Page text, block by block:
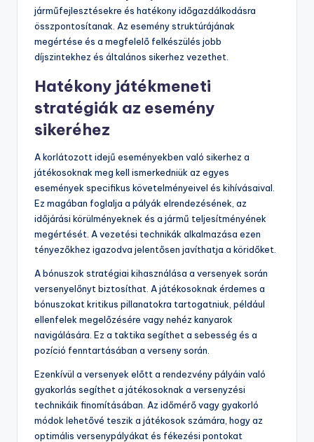
járműfejlesztésekre és hatékony időgazdálkodásra
összpontosítanak. Az esemény struktúrájának
megértése és a megfelelő felkészülés jobb
díjszintekhez és általános sikerhez vezethet.
Hatékony játékmeneti
stratégiák az esemény
sikeréhez
A korlátozott idejű eseményekben való sikerhez a
játékosoknak meg kell ismerkedniük az egyes
események specifikus követelményeivel és kihívásaival.
Ez magában foglalja a pályák elrendezésének, az
időjárási körülményeknek és a jármű teljesítményének
megértését. A vezetési technikák alkalmazása ezen
tényezőkhez igazodva jelentősen javíthatja a köridőket.
A bónuszok stratégiai kihasználása a versenyek során
versenyelőnyt biztosíthat. A játékosoknak érdemes a
bónuszokat kritikus pillanatokra tartogatniuk, például
ellenfelek megelőzésére vagy nehéz kanyarok
navigálására. Ez a taktika segíthet a sebesség és a
pozíció fenntartásában a verseny során.
Ezenkívül a versenyek előtt a rendezvény pályáin való
gyakorlás segíthet a játékosoknak a versenyzési
technikáik finomításában. Az időmérő vagy gyakorló
módok lehetővé teszik a játékosok számára, hogy az
optimális versenypályákat és fékezési pontokat